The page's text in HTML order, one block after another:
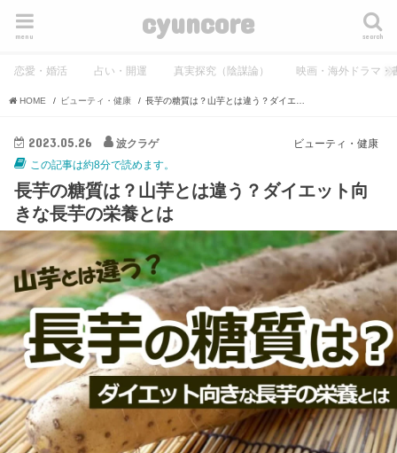
cyuncore search
menu
恋愛・婚活 占い・開運 真実探究（陰謀論） 映画・海外ドラマ・
HOME ビューティ・健康
ビューティ・健康
2023.05.26
波クラゲ
この記事は約8分で読めます。
長芋の糖質は？山芋とは違う？ダイエット向
きな長芋の栄養とは